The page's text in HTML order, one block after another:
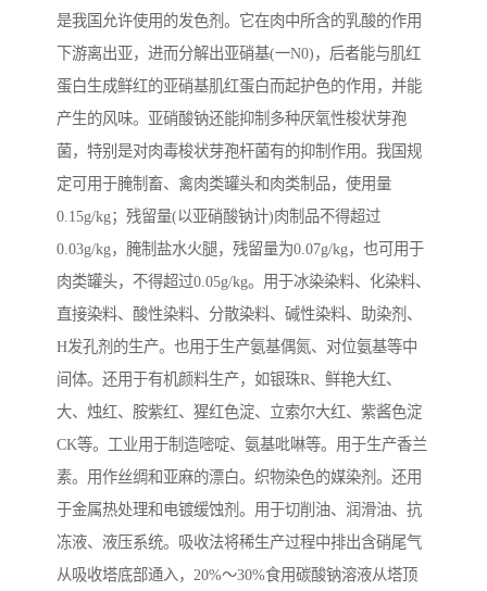
是我国允许使用的发色剂。它在肉中所含的乳酸的作用
下游离出亚，进而分解出亚硝基(一N0)，后者能与肌红
蛋白生成鲜红的亚硝基肌红蛋白而起护色的作用，并能
产生的风味。亚硝酸钠还能抑制多种厌氧性梭状芽孢
菌，特别是对肉毒梭状芽孢杆菌有的抑制作用。我国规
定可用于腌制畜、禽肉类罐头和肉类制品，使用量
0.15g/kg；残留量(以亚硝酸钠计)肉制品不得超过
0.03g/kg，腌制盐水火腿，残留量为0.07g/kg，也可用于
肉类罐头，不得超过0.05g/kg。用于冰染染料、化染料、
直接染料、酸性染料、分散染料、碱性染料、助染剂、
H发孔剂的生产。也用于生产氨基偶氮、对位氨基等中
间体。还用于有机颜料生产，如银珠R、鲜艳大红、
大、烛红、胺紫红、猩红色淀、立索尔大红、紫酱色淀
CK等。工业用于制造嘧啶、氨基吡啉等。用于生产香兰
素。用作丝绸和亚麻的漂白。织物染色的媒染剂。还用
于金属热处理和电镀缓蚀剂。用于切削油、润滑油、抗
冻液、液压系统。吸收法将稀生产过程中排出含硝尾气
从吸收塔底部通入，20%～30%食用碳酸钠溶液从塔顶